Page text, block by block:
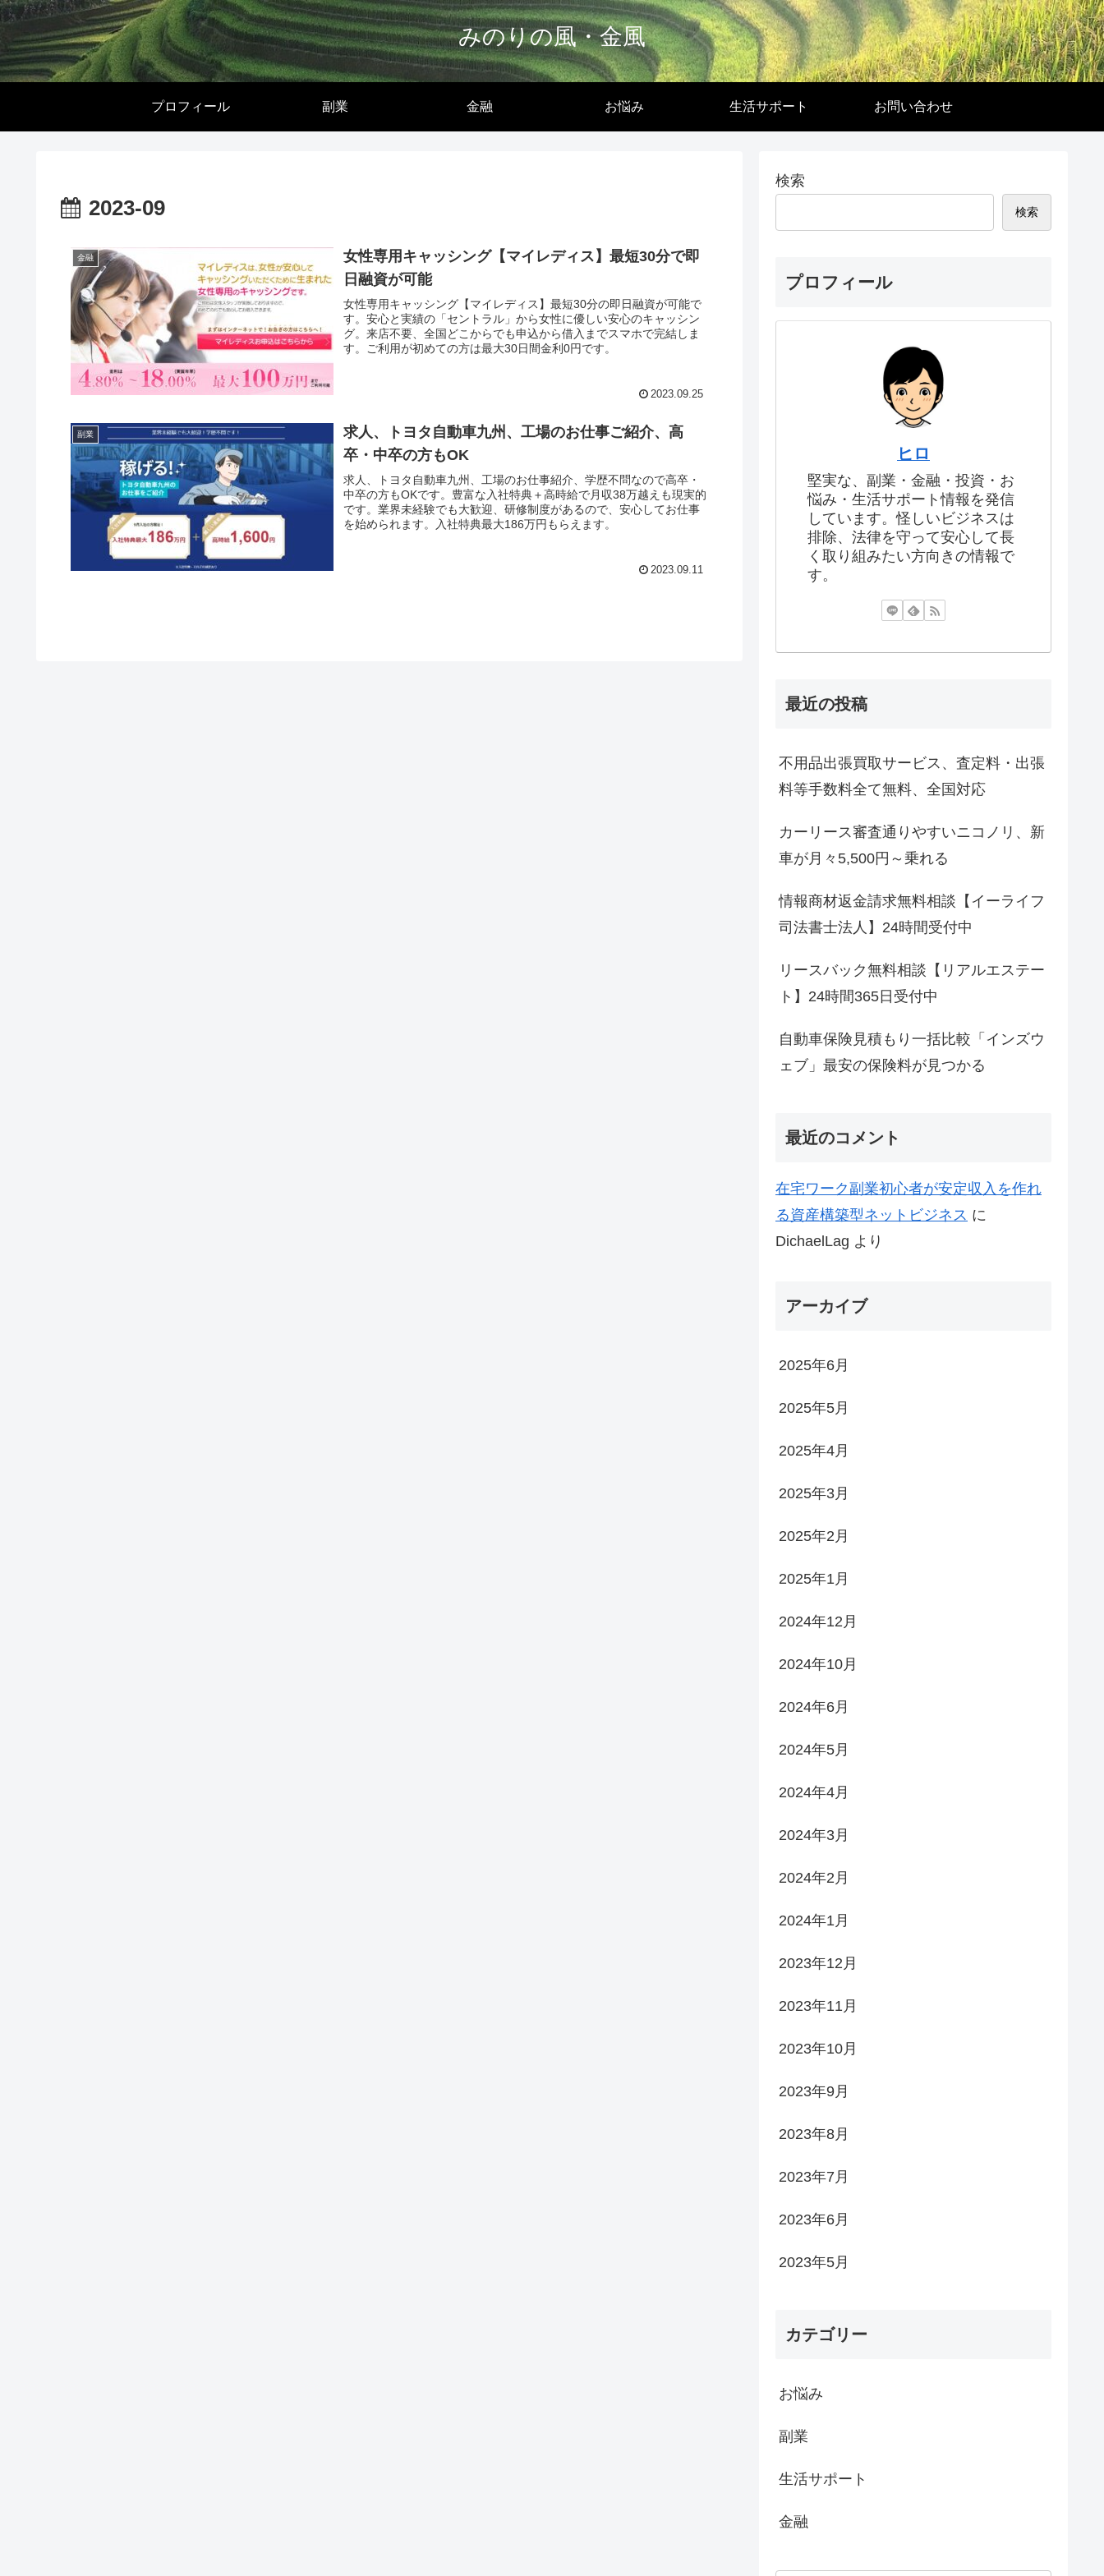
みのりの風・金風
プロフィール 副業 金融 お悩み 生活サポート お問い合わせ
2023-09
金融
女性専用キャッシング【マイレディス】最短30分で即
日融資が可能
女性専用キャッシング【マイレディス】最短30分の即日融資が可能で
す。安心と実績の「セントラル」から女性に優しい安心のキャッシン
グ。来店不要、全国どこからでも申込から借入までスマホで完結しま
す。ご利用が初めての方は最大30日間金利0円です。
2023.09.25
副業
求人、トヨタ自動車九州、工場のお仕事ご紹介、高
卒・中卒の方もOK
求人、トヨタ自動車九州、工場のお仕事紹介、学歴不問なので高卒・
中卒の方もOKです。豊富な入社特典＋高時給で月収38万越えも現実的
です。業界未経験でも大歓迎、研修制度があるので、安心してお仕事
を始められます。入社特典最大186万円もらえます。
2023.09.11
検索
検索
プロフィール
ヒロ
堅実な、副業・金融・投資・お
悩み・生活サポート情報を発信
しています。怪しいビジネスは
排除、法律を守って安心して長
く取り組みたい方向きの情報で
す。
最近の投稿
不用品出張買取サービス、査定料・出張
料等手数料全て無料、全国対応
カーリース審査通りやすいニコノリ、新
車が月々5,500円～乗れる
情報商材返金請求無料相談【イーライフ
司法書士法人】24時間受付中
リースバック無料相談【リアルエステー
ト】24時間365日受付中
自動車保険見積もり一括比較「インズウ
ェブ」最安の保険料が見つかる
最近のコメント
在宅ワーク副業初心者が安定収入を作れ
る資産構築型ネットビジネス に
DichaelLag より
アーカイブ
2025年6月
2025年5月
2025年4月
2025年3月
2025年2月
2025年1月
2024年12月
2024年10月
2024年6月
2024年5月
2024年4月
2024年3月
2024年2月
2024年1月
2023年12月
2023年11月
2023年10月
2023年9月
2023年8月
2023年7月
2023年6月
2023年5月
カテゴリー
お悩み
副業
生活サポート
金融